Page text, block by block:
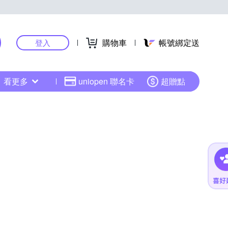
登入 購物車 帳號綁定送
看更多 uniopen 聯名卡 超贈點